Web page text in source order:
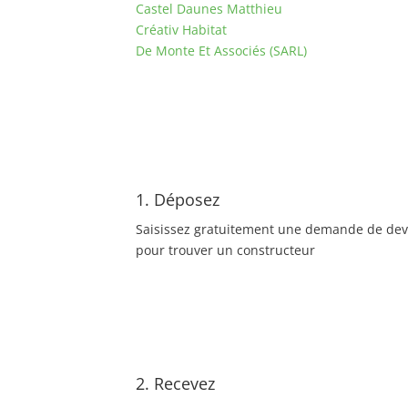
Castel Daunes Matthieu
Créativ Habitat
De Monte Et Associés (SARL)
1. Déposez
Saisissez gratuitement une demande de
pour trouver un constructeur
2. Recevez